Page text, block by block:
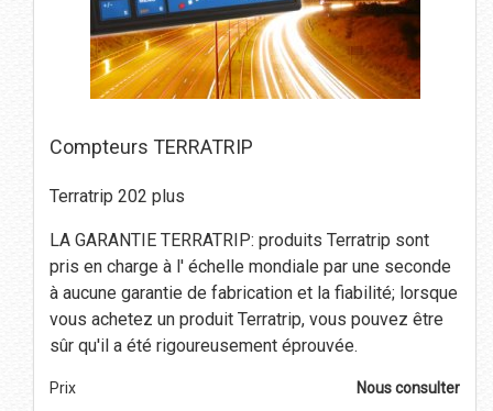
Compteurs TERRATRIP
Terratrip 202 plus
LA GARANTIE TERRATRIP: produits Terratrip sont
pris en charge à l' échelle mondiale par une seconde
à aucune garantie de fabrication et la fiabilité; lorsque
vous achetez un produit Terratrip, vous pouvez être
sûr qu'il a été rigoureusement éprouvée.
Prix Nous consulter